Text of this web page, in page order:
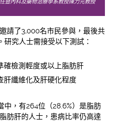
暨內科及藥物治療學系教授陳力元教授
請了3,000名市民參與，最後共
究人士需接受以下測試：
確檢測輕度或以上脂肪肝
肝纖維化及肝硬化程度
中，有264位（28.6%）是脂肪
肪肝的人士，患病比率仍高達